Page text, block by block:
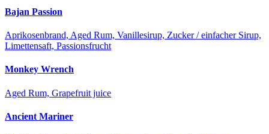
Bajan Passion
Aprikosenbrand, Aged Rum, Vanillesirup, Zucker / einfacher Sirup,
Limettensaft, Passionsfrucht
Monkey Wrench
Aged Rum, Grapefruit juice
Ancient Mariner